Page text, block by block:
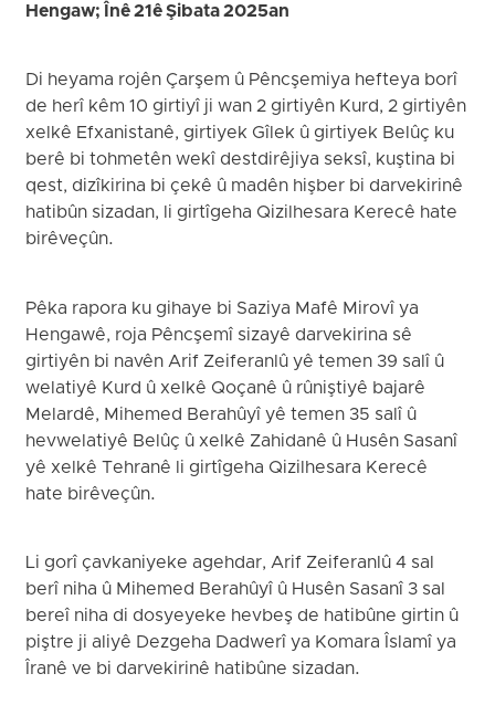
Hengaw; Înê 21ê Şibata 2025an
Di heyama rojên Çarşem û Pêncşemiya hefteya borî
de herî kêm 10 girtiyî ji wan 2 girtiyên Kurd, 2 girtiyên
xelkê Efxanistanê, girtiyek Gîlek û girtiyek Belûç ku
berê bi tohmetên wekî destdirêjiya seksî, kuştina bi
qest, dizîkirina bi çekê û madên hişber bi darvekirinê
hatibûn sizadan, li girtîgeha Qizilhesara Kerecê hate
birêveçûn.
Pêka rapora ku gihaye bi Saziya Mafê Mirovî ya
Hengawê, roja Pêncşemî sizayê darvekirina sê
girtiyên bi navên Arif Zeiferanlû yê temen 39 salî û
welatiyê Kurd û xelkê Qoçanê û rûniştiyê bajarê
Melardê, Mihemed Berahûyî yê temen 35 salî û
hevwelatiyê Belûç û xelkê Zahidanê û Husên Sasanî
yê xelkê Tehranê li girtîgeha Qizilhesara Kerecê
hate birêveçûn.
Li gorî çavkaniyeke agehdar, Arif Zeiferanlû 4 sal
berî niha û Mihemed Berahûyî û Husên Sasanî 3 sal
bereî niha di dosyeyeke hevbeş de hatibûne girtin û
piştre ji aliyê Dezgeha Dadwerî ya Komara Îslamî ya
Îranê ve bi darvekirinê hatibûne sizadan.